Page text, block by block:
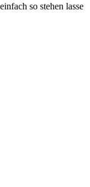
so stehen lasse